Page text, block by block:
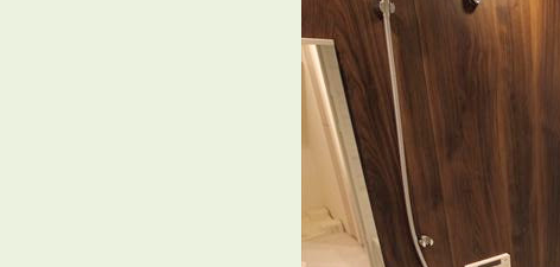
※音声ガイダンス④を押してください。
【受付時間】10:00~19:00（定休日：水曜日）